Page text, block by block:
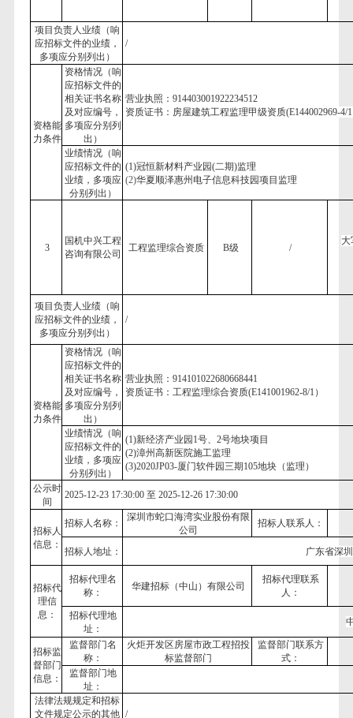
项目负责人业绩（响
应招标文件的业绩，
多项应分别列出）
/
资格能
力条件
资格情况（响
应招标文件的
相关证书名称
及对应编号，
多项应分别列
出）
营业执照： 914403001922234512
资质证书：房屋建筑工程监理甲级资质(E144002969-4/
业绩情况（响
应招标文件的
业绩，多项应
分别列出）
(1)冠恒新材料产业园(二期)监理
(2)华夏顺泽惠州电子信息科技园项目监理
3
国机中兴工程
咨询有限公司
工程监理综合资质 B级 /
大
项目负责人业绩（响
应招标文件的业绩，
多项应分别列出）
/
资格能
力条件
资格情况（响
应招标文件的
相关证书名称
及对应编号，
多项应分别列
出）
营业执照： 914101022680668441
资质证书：工程监理综合资质(E141001962-8/1）
业绩情况（响
应招标文件的
业绩，多项应
分别列出）
(1)新经济产业园 1号、2号地块项目
(2)漳州高新医院施工监理
(3)2020JP03-厦门软件园三期105地块（监理）
公示时
间
2025-12-23 17:30:00 至 2025-12-26 17:30:00
招标人
信息：
招标人名称：
深圳市蛇口海湾实业股份有限
公司
招标人联系人：
招标人地址： 广东省深
招标代
理信
息：
招标代理名
称：
华建招标（中山）有限公司
招标代理联系
人：
招标代理地
址：
招标监
督部门
信息：
监督部门名
称：
火炬开发区房屋市政工程招投
标监督部门
监督部门联系方
式：
监督部门地
址：
法律法规规定和招标
文件规定公示的其他 /